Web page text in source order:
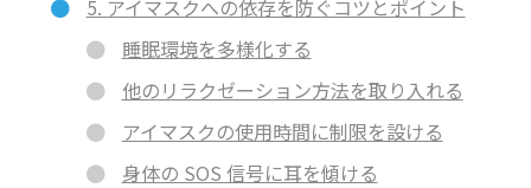
5. アイマスクへの依存を防ぐコツとポイント
睡眠環境を多様化する
他のリラクゼーション方法を取り入れる
アイマスクの使用時間に制限を設ける
身体の SOS 信号に耳を傾ける